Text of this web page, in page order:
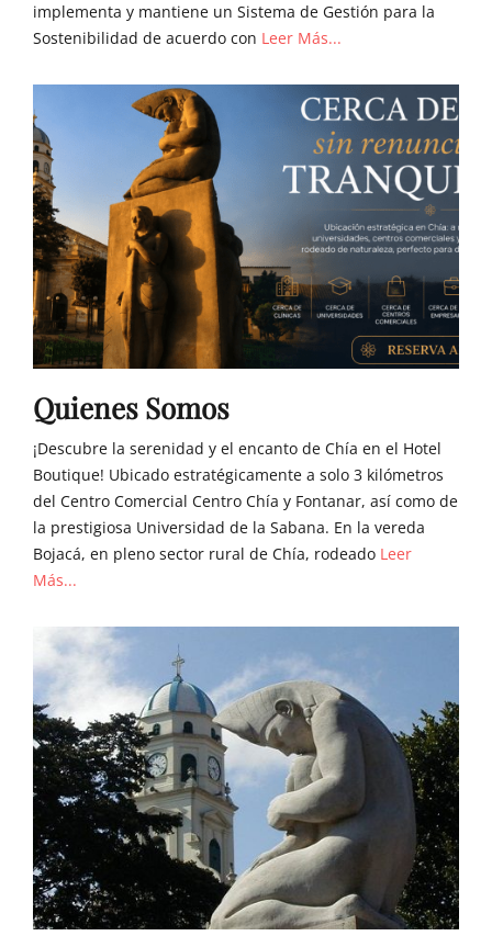
implementa y mantiene un Sistema de Gestión para la
Sostenibilidad de acuerdo con Leer Más...
Quienes Somos
¡Descubre la serenidad y el encanto de Chía en el Hotel
Boutique! Ubicado estratégicamente a solo 3 kilómetros
del Centro Comercial Centro Chía y Fontanar, así como de
la prestigiosa Universidad de la Sabana. En la vereda
Bojacá, en pleno sector rural de Chía, rodeado Leer
Más...